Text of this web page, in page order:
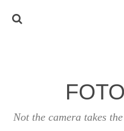
Not the camera takes